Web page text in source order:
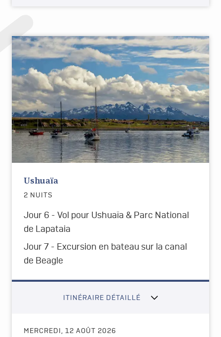
Ushuaïa
2 NUITS
Jour 6 - Vol pour Ushuaïa & Parc National
de Lapataia
Jour 7 - Excursion en bateau sur la canal
de Beagle
ITINÉRAIRE DÉTAILLÉ
MERCREDI, 12 AOÛT 2026